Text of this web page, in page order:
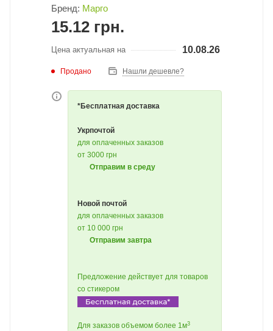
Бренд: Марго
15.12 грн.
Цена актуальная на 10.08.26
Продано Нашли дешевле?
*Бесплатная доставка
Укрпочтой
для оплаченных заказов
от 3000 грн
Отправим в среду
Новой почтой
для оплаченных заказов
от 10 000 грн
Отправим завтра
Предложение действует для товаров
со стикером
Для заказов объемом более 1м3